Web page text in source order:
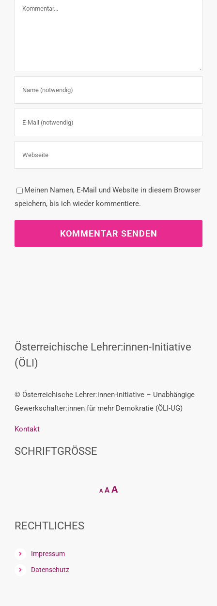
Kommentar
Meinen Namen, E-Mail und Website in diesem Browser
speichern, bis ich wieder kommentiere.
Österreichische Lehrer:innen-Initiative
(ÖLI)
© Österreichische Lehrer:innen-Initiative – Unabhängige
Gewerkschafter:innen für mehr Demokratie (ÖLI-UG)
Kontakt
SCHRIFTGRÖSSE
A
Decrease
font
A Reset
AIncrease
RECHTLICHES
Impressum
Datenschutz